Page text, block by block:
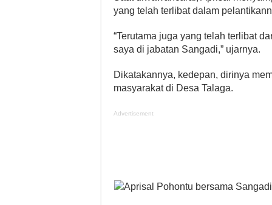
yang telah terlibat dalam
“Terutama juga yang telah terlibat
saya di jabatan Sangadi,” ujarnya.
Dikatakannya, kedepan, dirinya
masyarakat di Desa Talaga.
Advertisement